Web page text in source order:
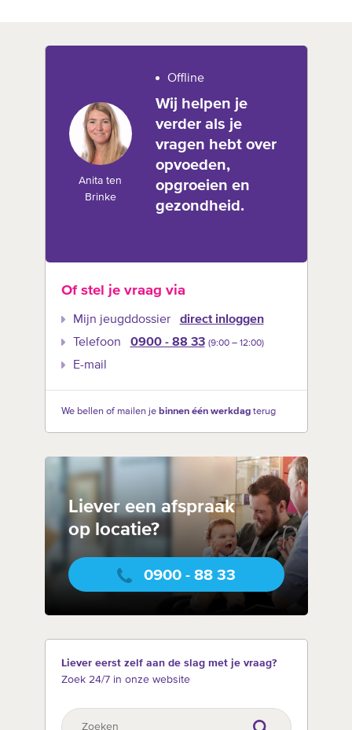
Anita ten
Brinke
Offline
Wij helpen je
verder als je
vragen hebt over
opvoeden,
opgroeien en
gezondheid.
Of stel je vraag via
Mijn jeugddossier
direct inloggen
Telefoon
0900 - 88 33 (9:00 –‍ 12:00)
E-mail
We bellen of mailen je binnen één werkdagterug
Liever een afspraak
op locatie?
0900 - 88 33
Liever eerst zelf aan de slag met je vraag?
Zoek 24/7 in onze website